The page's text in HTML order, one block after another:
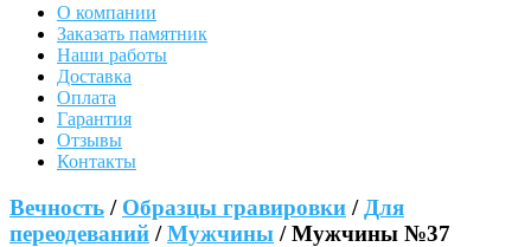
О компании
Заказать памятник
Наши работы
Доставка
Оплата
Гарантия
Отзывы
Контакты
Вечность / Образцы гравировки / Для
переодеваний /Мужчины / Мужчины №37